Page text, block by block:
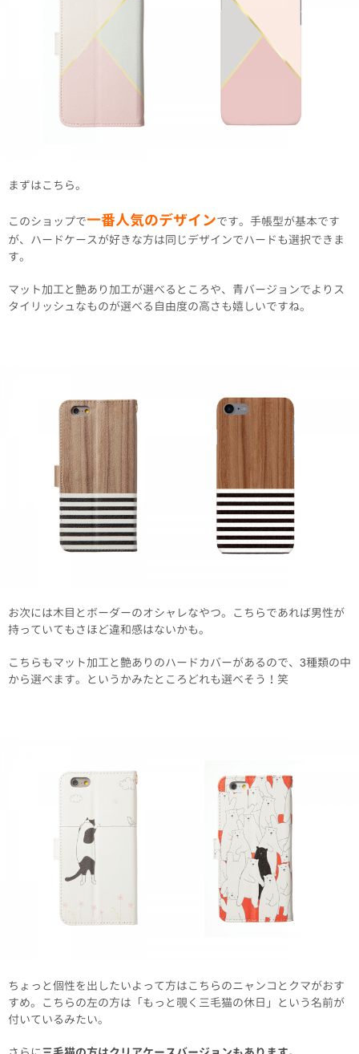
まずはこちら。
このショップで一番人気のデザインです。手帳型が基本です
が、ハードケースが好きな方は同じデザインでハードも選択できま
す。
マット加工と艶あり加工が選べるところや、青バージョンでよりス
タイリッシュなものが選べる自由度の高さも嬉しいですね。
お次には木目とボーダーのオシャレなやつ。こちらであれば男性が
持っていてもさほど違和感はないかも。
こちらもマット加工と艶ありのハードカバーがあるので、3種類の中
から選べます。というかみたところどれも選べそう！笑
ちょっと個性を出したいよって方はこちらのニャンコとクマがおす
すめ。こちらの左の方は「もっと覗く三毛猫の休日」という名前が
付いているみたい。